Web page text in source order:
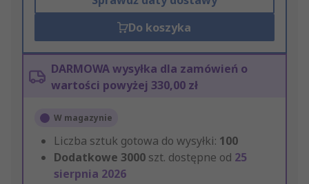
Do koszyka
DARMOWA wysyłka dla zamówień o
wartości powyżej 330,00 zł
W magazynie
Liczba sztuk gotowa do wysyłki: 100
Dodatkowe 3000 szt. dostępne od 25
sierpnia 2026